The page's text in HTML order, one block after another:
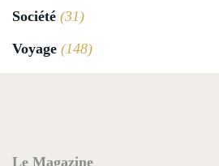
Société (31)
Voyage (148)
Le Magazine